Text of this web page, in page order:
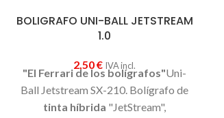
BOLIGRAFO UNI-BALL JETSTREAM
1.0
2,50€ IVA incl.
"El Ferrari de los bolígrafos"Uni-
Ball Jetstream SX-210. Bolígrafo de
tinta híbrida "JetStream",